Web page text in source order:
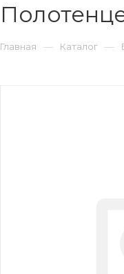
Главная — Каталог —